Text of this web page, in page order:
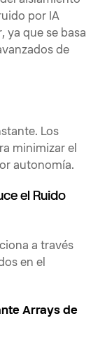
por IA
ya que se basa
de
Los
minimizar el
autonomía.
el Ruido
a través
en el
Arrays de